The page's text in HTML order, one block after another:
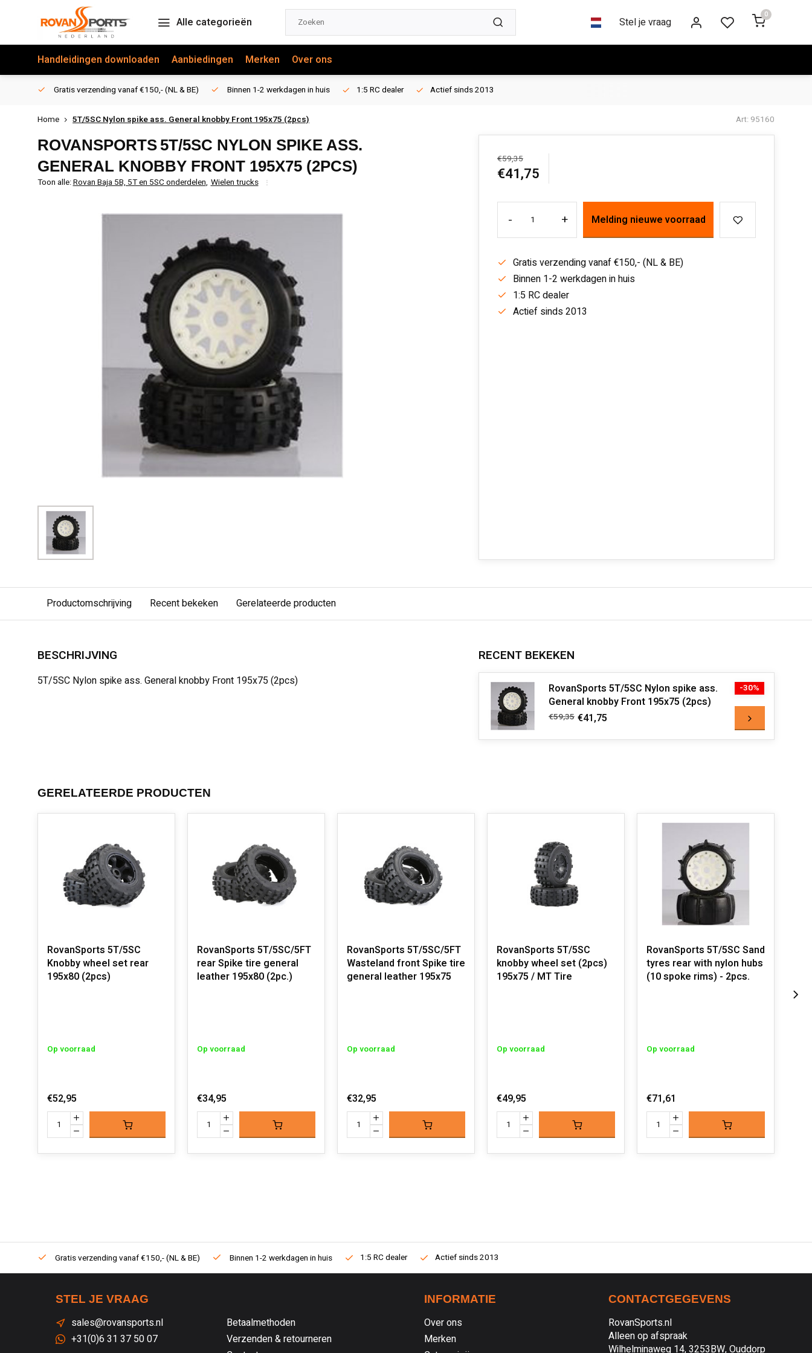
Alle categorieën Stel je vraag
0
Handleidingen downloaden Aanbiedingen Merken Over ons
Gratis verzending vanaf €150,- (NL & BE) Binnen 1-2 werkdagen in huis 1:5 RC dealer Actief sinds 2013
Home 5T/5SC Nylon spike ass. General knobby Front 195x75 (2pcs) Art: 95160
ROVANSPORTS 5T/5SC NYLON SPIKE ASS.
GENERAL KNOBBY FRONT 195X75 (2PCS)
Toon alle:Rovan Baja 5B, 5T en 5SC onderdelen, Wielen trucks
€59,35
€41,75
- + Melding nieuwe voorraad
Gratis verzending vanaf €150,- (NL & BE)
Binnen 1-2 werkdagen in huis
1:5 RC dealer
Actief sinds 2013
Productomschrijving Recent bekeken Gerelateerde producten
BESCHRIJVING
5T/5SC Nylon spike ass. General knobby Front 195x75 (2pcs)
RECENT BEKEKEN
RovanSports 5T/5SC Nylon spike ass.
General knobby Front 195x75 (2pcs)
€59,35 €41,75
-30%
GERELATEERDE PRODUCTEN
RovanSports 5T/5SC
Knobby wheel set rear
195x80 (2pcs)
Op voorraad
€52,95
RovanSports 5T/5SC/5FT
rear Spike tire general
leather 195x80 (2pc.)
Op voorraad
€34,95
RovanSports 5T/5SC/5FT
Wasteland front Spike tire
general leather 195x75
Op voorraad
€32,95
RovanSports 5T/5SC
knobby wheel set (2pcs)
195x75 / MT Tire
Op voorraad
€49,95
RovanSports 5T/5SC Sand
tyres rear with nylon hubs
(10 spoke rims) - 2pcs.
Op voorraad
€71,61
Gratis verzending vanaf €150,- (NL & BE) Binnen 1-2 werkdagen in huis 1:5 RC dealer Actief sinds 2013
STEL JE VRAAG
sales@rovansports.nl
+31(0)6 31 37 50 07
Betaalmethoden
Verzenden & retourneren
INFORMATIE
Over ons
Merken
CONTACTGEGEVENS
RovanSports.nl
Alleen op afspraak
Wilhelminaweg 14, 3253BW, Ouddorp